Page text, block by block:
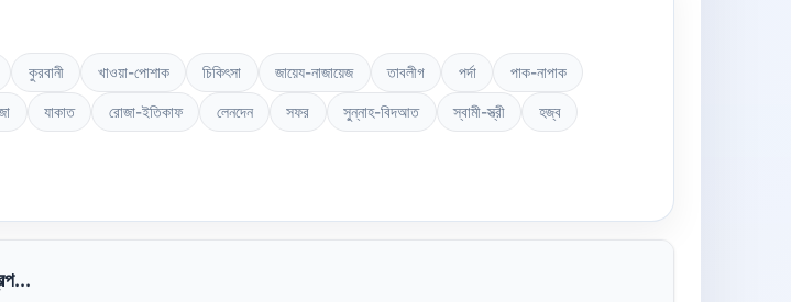
কুরবানী খাওয়া-পোশাক চিকিৎসা জায়েয-নাজায়েজ তাবলীগ পর্দা পাক-নাপাক
যাকাত রোজা-ইতিকাফ লেনদেন সফর সু্ন্নাহ-বিদআত স্বামী-স্ত্রী হজ্ব